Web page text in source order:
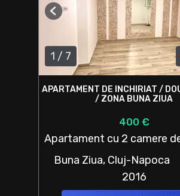
1 / 7
Previous
APARTAMENT DE INCHIRIAT /
/ ZONA BUNA ZIUA
400 €
Apartament cu 2 camere
Buna Ziua, Cluj-Napoca
2016